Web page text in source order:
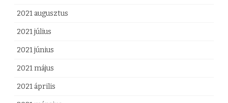
2021 augusztus
2021 július
2021 június
2021 május
2021 április